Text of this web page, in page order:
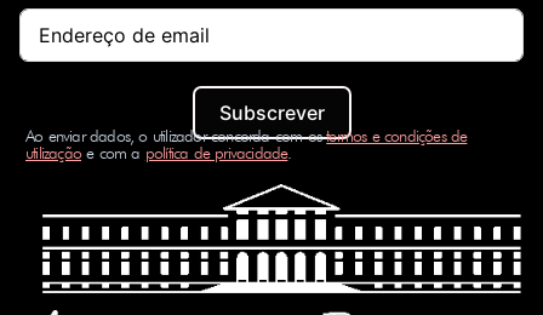
Subscrever
Ao enviar dados, o utilizador concorda com ostermos e condições de
utilizaçãoe com a política de privacidade.